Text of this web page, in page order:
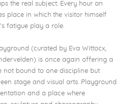
the real subject. Every hour an
place in which the visitor himself
fatigue play a role.
(curated by Eva Wittocx,
is once again offering a
not bound to one discipline but
stage and visual arts. Playground
and a place where